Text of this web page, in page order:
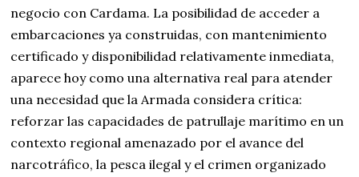
negocio con Cardama. La posibilidad de acceder a
embarcaciones ya construidas, con mantenimiento
certificado y disponibilidad relativamente inmediata,
aparece hoy como una alternativa real para atender
una necesidad que la Armada considera crítica:
reforzar las capacidades de patrullaje marítimo en un
contexto regional amenazado por el avance del
narcotráfico, la pesca ilegal y el crimen organizado